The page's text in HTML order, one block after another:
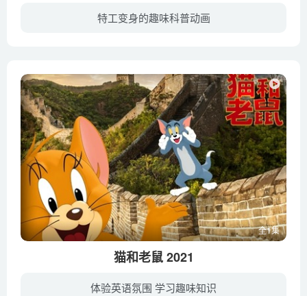
特工变身的趣味科普动画
全1集
猫和老鼠 2021
体验英语氛围 学习趣味知识